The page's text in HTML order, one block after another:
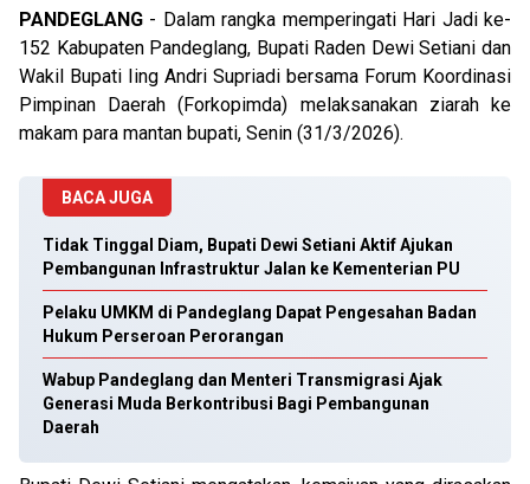
PANDEGLANG - Dalam rangka memperingati Hari Jadi ke-
152 Kabupaten Pandeglang, Bupati Raden Dewi Setiani dan
Wakil Bupati Iing Andri Supriadi bersama Forum Koordinasi
Pimpinan Daerah (Forkopimda) melaksanakan ziarah ke
makam para mantan bupati, Senin (31/3/2026).
BACA JUGA
Tidak Tinggal Diam, Bupati Dewi Setiani Aktif Ajukan
Pembangunan Infrastruktur Jalan ke Kementerian PU
Pelaku UMKM di Pandeglang Dapat Pengesahan Badan
Hukum Perseroan Perorangan
Wabup Pandeglang dan Menteri Transmigrasi Ajak
Generasi Muda Berkontribusi Bagi Pembangunan
Daerah